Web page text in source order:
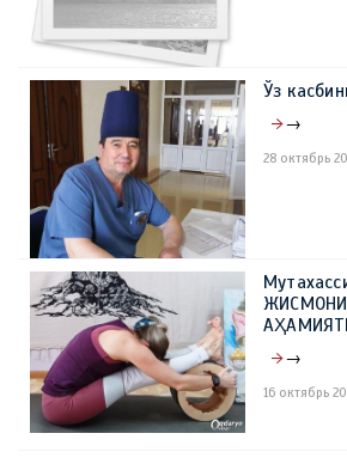
Ўз
→
28 октябрь
→
16 октябрь